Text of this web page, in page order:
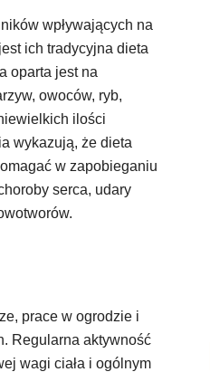
wpływających na
ich tradycyjna dieta
oparta jest na
owoców, ryb,
ilości
wykazują, że dieta
w zapobieganiu
serca, udary
prace w ogrodzie i
Regularna aktywność
wagi ciała i ogólnym